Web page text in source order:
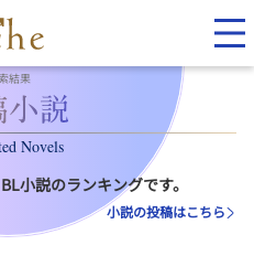
結果
Novels
小説のランキングです。
小説の投稿はこちら